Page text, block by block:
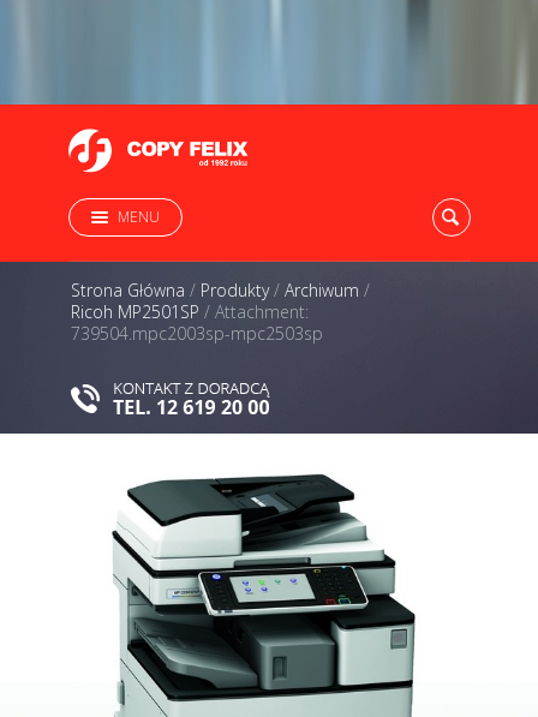
MENU
Strona Główna / Produkty/ Archiwum /
Ricoh MP2501SP / Attachment:
739504.mpc2003sp-mpc2503sp